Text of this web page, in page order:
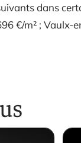
dans
€/m² ; Vaulx-